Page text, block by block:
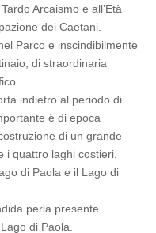
Arcaismo e all’Età
dei Caetani.
Parco e inscindibilmente
di straordinaria
indietro al periodo di
è di epoca
di un grande
i quattro laghi costieri.
di Paola e il Lago di
perla presente
di Paola.